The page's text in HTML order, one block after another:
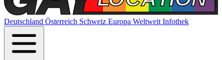
Deutschland Österreich Schweiz Europa Weltweit Infothek